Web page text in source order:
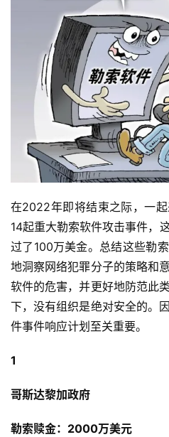
在2022年即将结束之际，一
14起重大勒索软件攻击事件，
过了100万美金。总结这些勒
地洞察网络犯罪分子的策略和
软件的危害，并更好地防范此
下，没有组织是绝对安全的。
件事件响应计划至关重要。
1
哥斯达黎加政府
勒索赎金：2000万美元